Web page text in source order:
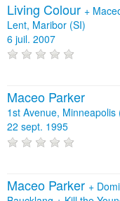
Living Colour +
Lent, Maribor (SI)
6 juil. 2007
Maceo Parker
1st Avenue, Minneapolis
22 sept. 1995
Maceo Parker +